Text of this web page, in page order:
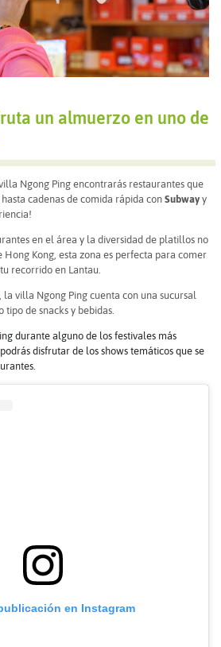
un almuerzo en uno de
Ngong Ping encontrarás restaurantes que
hasta cadenas de comida rápida con Subway y
en el área y la diversidad de platillos no
Hong Kong, esta zona es perfecta para comer
recorrido en Lantau.
la villa Ngong Ping cuenta con una sucursal
tipo de snacks y bebidas.
durante alguno de los festivales más
disfrutar de los shows temáticos que se
en Instagram